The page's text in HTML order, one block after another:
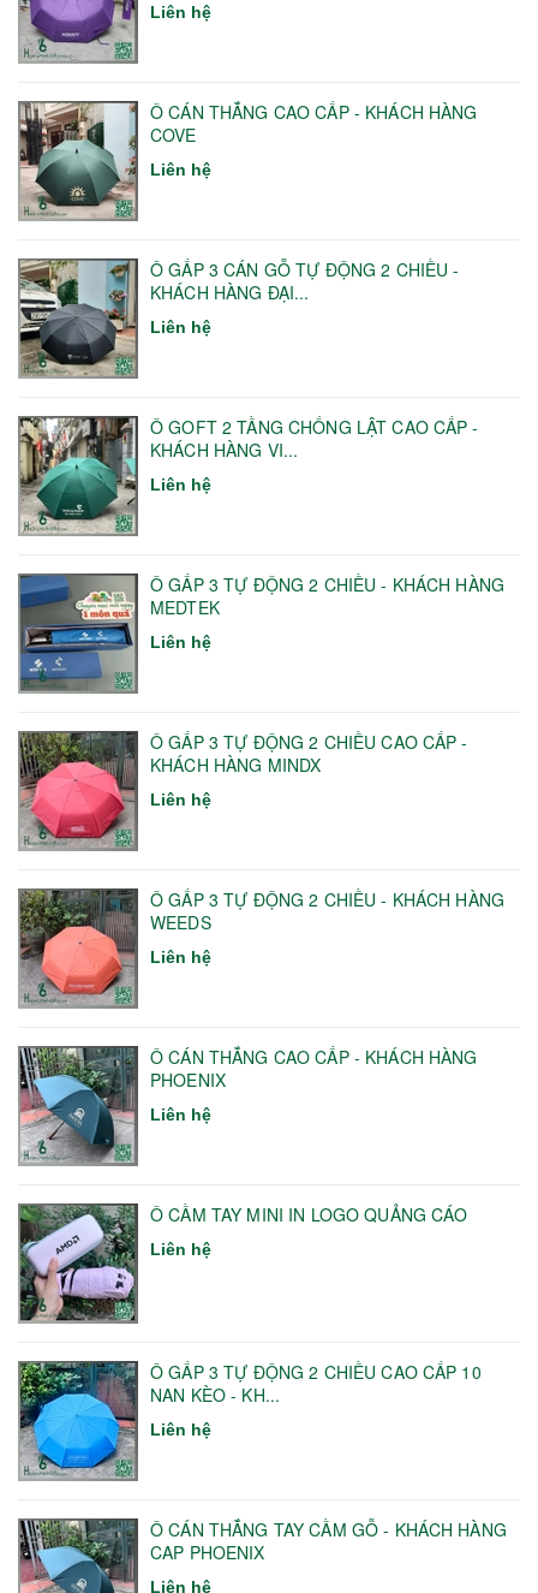
Liên hệ
Ô CÁN THẲNG CAO CẤP - KHÁCH HÀNG
COVE
Liên hệ
Ô GẤP 3 CÁN GỖ TỰ ĐỘNG 2 CHIỀU -
KHÁCH HÀNG ĐẠI...
Liên hệ
Ô GOFT 2 TẦNG CHỐNG LẬT CAO CẤP -
KHÁCH HÀNG VI...
Liên hệ
Ô GẤP 3 TỰ ĐỘNG 2 CHIỀU - KHÁCH HÀNG
MEDTEK
Liên hệ
Ô GẤP 3 TỰ ĐỘNG 2 CHIỀU CAO CẤP -
KHÁCH HÀNG MINDX
Liên hệ
Ô GẤP 3 TỰ ĐỘNG 2 CHIỀU - KHÁCH HÀNG
WEEDS
Liên hệ
Ô CÁN THẲNG CAO CẤP - KHÁCH HÀNG
PHOENIX
Liên hệ
Ô CẦM TAY MINI IN LOGO QUẢNG CÁO
Liên hệ
Ô GẤP 3 TỰ ĐỘNG 2 CHIỀU CAO CẤP 10
NAN KÈO - KH...
Liên hệ
Ô CÁN THẲNG TAY CẦM GỖ - KHÁCH HÀNG
CAP PHOENIX
Liên hệ